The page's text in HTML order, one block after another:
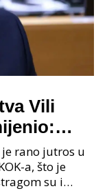
Vili
rano jutros u
a, što je
su i